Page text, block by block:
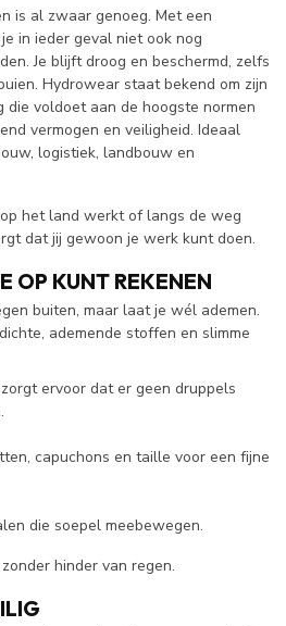
is al zwaar genoeg. Met een
in ieder geval niet ook nog
Je blijft droog en beschermd, zelfs
Hydrowear staat bekend om zijn
voldoet aan de hoogste normen
vermogen en veiligheid. Ideaal
logistiek, landbouw en
het land werkt of langs de weg
dat jij gewoon je werk kunt doen.
OP KUNT REKENEN
buiten, maar laat je wél ademen.
ademende stoffen en slimme
ervoor dat er geen druppels
capuchons en taille voor een fijne
die soepel meebewegen.
hinder van regen.